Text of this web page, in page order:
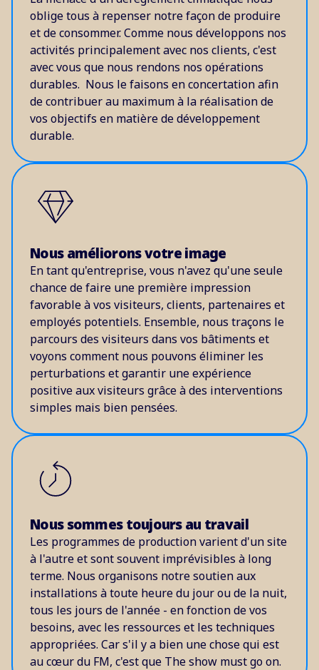
oblige tous à repenser notre façon de produire
et de consommer. Comme nous développons nos
activités principalement avec nos clients, c'est
avec vous que nous rendons nos opérations
durables. Nous le faisons en concertation afin
de contribuer au maximum à la réalisation de
vos objectifs en matière de développement
durable.
Nous améliorons votre image
En tant qu'entreprise, vous n'avez qu'une seule
chance de faire une première impression
favorable à vos visiteurs, clients, partenaires et
employés potentiels. Ensemble, nous traçons le
parcours des visiteurs dans vos bâtiments et
voyons comment nous pouvons éliminer les
perturbations et garantir une expérience
positive aux visiteurs grâce à des interventions
simples mais bien pensées.
Nous sommes toujours au travail
Les programmes de production varient d'un site
à l'autre et sont souvent imprévisibles à long
terme. Nous organisons notre soutien aux
installations à toute heure du jour ou de la nuit,
tous les jours de l'année - en fonction de vos
besoins, avec les ressources et les techniques
appropriées. Car s'il y a bien une chose qui est
au cœur du FM, c'est que The show must go on.